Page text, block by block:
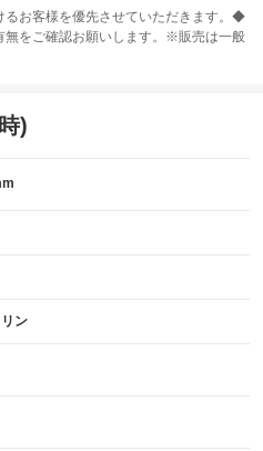
ABS
るお客様を優先させていただきます。◆
をご確認お願いします。※販売は一般
)
ン